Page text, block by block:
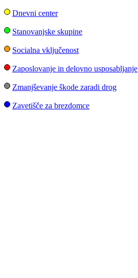
Dnevni center
Stanovanjske skupine
Socialna vključenost
Zaposlovanje in delovno usposabljanje
Zmanjševanje škode zaradi drog
Zavetišče za brezdomce